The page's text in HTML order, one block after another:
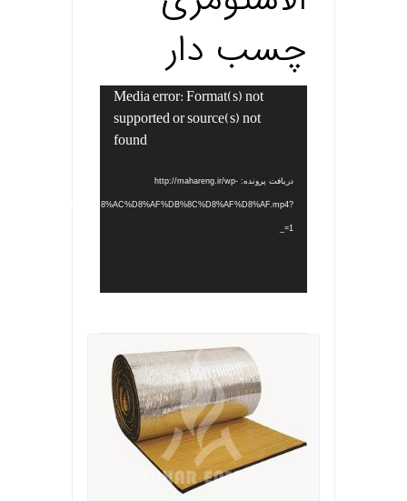
چسب دار
Media error: Format(s) not
supported or source(s) not
found
دریافت پرونده: http://mahareng.ir/wp-
uploads/2022/12/%D8%AC%D8%AF%DB%8C%D8%AF%D8%AF.mp4?
_=1